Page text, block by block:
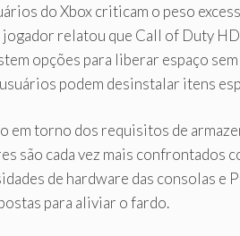
do Xbox criticam o peso
jogador relatou que Call of Duty
opções para liberar espaço
podem desinstalar itens
em torno dos requisitos de
são cada vez mais confrontados
de hardware das consolas
para aliviar o fardo.